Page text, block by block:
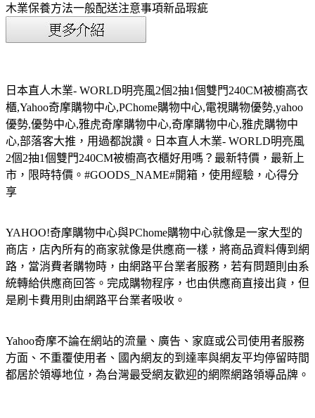
木業保養方法一般配送注意事項新品瑕疵
日本直人木業- WORLD明亮風2個2抽1個雙門240CM被櫥高衣
櫃,Yahoo奇摩購物中心,PChome購物中心,電視購物優勢,yahoo
優勢,優勢中心,雅虎奇摩購物中心,奇摩購物中心,雅虎購物中
心,部落客大推，用過都說讚。日本直人木業- WORLD明亮風
2個2抽1個雙門240CM被櫥高衣櫃好用嗎？最新特價，最新上
市，限時特價。#GOODS_NAME#開箱，使用經驗，心得分
享
YAHOO!奇摩購物中心與PChome購物中心就像是一家大型的
商店，店內所有的商家就像是供應商一樣，將商品資料傳到網
路，當消費者購物時，由網路平台業者服務，若有問題則由系
統轉給供應商回答。完成購物程序，也由供應商直接出貨，但
是刷卡費用則由網路平台業者吸收。
Yahoo奇摩不論在網站的流量、廣告、家庭或公司使用者服務
方面、不重覆使用者、國內網友的到達率與網友平均停留時間
都居於領導地位，為台灣最受網友歡迎的網際網路領導品牌。